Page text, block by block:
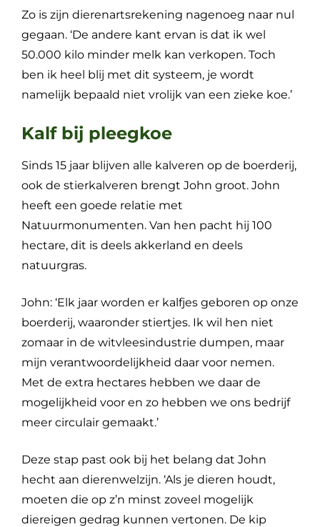
Zo is zijn dierenartsrekening nagenoeg naar nul
gegaan. ‘De andere kant ervan is dat ik wel
50.000 kilo minder melk kan verkopen. Toch
ben ik heel blij met dit systeem, je wordt
namelijk bepaald niet vrolijk van een zieke koe.’
Kalf bij pleegkoe
Sinds 15 jaar blijven alle kalveren op de boerderij,
ook de stierkalveren brengt John groot. John
heeft een goede relatie met
Natuurmonumenten. Van hen pacht hij 100
hectare, dit is deels akkerland en deels
natuurgras.
John: ‘Elk jaar worden er kalfjes geboren op onze
boerderij, waaronder stiertjes. Ik wil hen niet
zomaar in de witvleesindustrie dumpen, maar
mijn verantwoordelijkheid daar voor nemen.
Met de extra hectares hebben we daar de
mogelijkheid voor en zo hebben we ons bedrijf
meer circulair gemaakt.’
Deze stap past ook bij het belang dat John
hecht aan dierenwelzijn. ‘Als je dieren houdt,
moeten die op z’n minst zoveel mogelijk
diereigen gedrag kunnen vertonen. De kip